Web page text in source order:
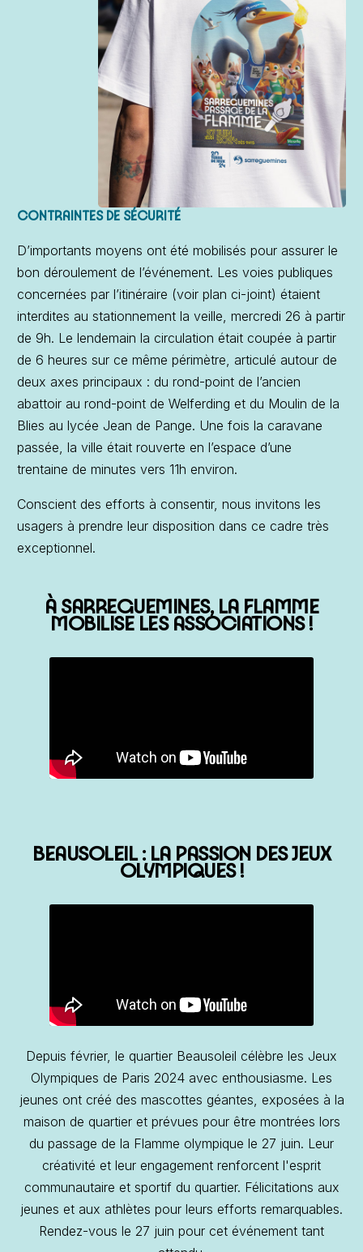
CONTRAINTES DE SÉCURITÉ
D’importants moyens ont été mobilisés pour assurer le
bon déroulement de l’événement. Les voies publiques
concernées par l’itinéraire (voir plan ci-joint) étaient
interdites au stationnement la veille, mercredi 26 à partir
de 9h. Le lendemain la circulation était coupée à partir
de 6 heures sur ce même périmètre, articulé autour de
deux axes principaux : du rond-point de l’ancien
abattoir au rond-point de Welferding et du Moulin de la
Blies au lycée Jean de Pange. Une fois la caravane
passée, la ville était rouverte en l’espace d’une
trentaine de minutes vers 11h environ.
Conscient des efforts à consentir, nous invitons les
usagers à prendre leur disposition dans ce cadre très
exceptionnel.
À SARREGUEMINES, LA FLAMME
MOBILISE LES ASSOCIATIONS !
BEAUSOLEIL : LA PASSION DES JEUX
OLYMPIQUES !
Depuis février, le quartier Beausoleil célèbre les Jeux
Olympiques de Paris 2024 avec enthousiasme. Les
jeunes ont créé des mascottes géantes, exposées à la
maison de quartier et prévues pour être montrées lors
du passage de la Flamme olympique le 27 juin. Leur
créativité et leur engagement renforcent l'esprit
communautaire et sportif du quartier. Félicitations aux
jeunes et aux athlètes pour leurs efforts remarquables.
Rendez-vous le 27 juin pour cet événement tant